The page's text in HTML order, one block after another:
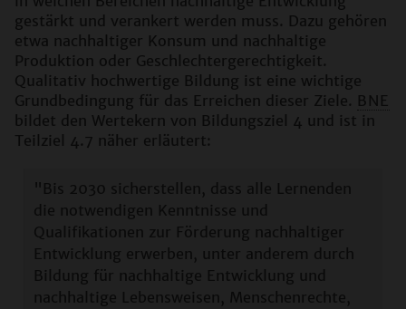
gestärkt und verankert werden muss. Dazu gehören
etwa nachhaltiger Konsum und nachhaltige
Produktion oder Geschlechtergerechtigkeit.
Qualitativ hochwertige Bildung ist eine wichtige
Grundbedingung für das Erreichen dieser Ziele. BNE
bildet den Wertekern von Bildungsziel 4 und ist in
Teilziel 4.7 näher erläutert:
"Bis 2030 sicherstellen, dass alle Lernenden
die notwendigen Kenntnisse und
Qualifikationen zur Förderung nachhaltiger
Entwicklung erwerben, unter anderem durch
Bildung für nachhaltige Entwicklung und
nachhaltige Lebensweisen, Menschenrechte,